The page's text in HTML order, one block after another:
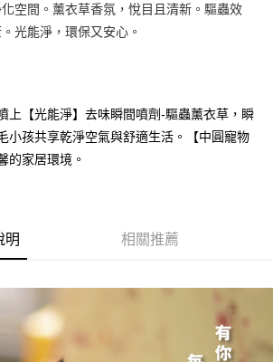
免運
含以上)免運費
空間。薰衣草香氛，悅目且清新。驅蟲效
光能淨，環保又安心。
上【光能淨】去味瞬間噴劑-驅蟲薰衣草，瞬
小孩共享乾淨空氣與舒適生活。【中圓寵物
的家居環境。
明 相關推薦